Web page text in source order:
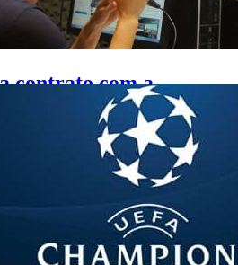
contrato com a
Mariano